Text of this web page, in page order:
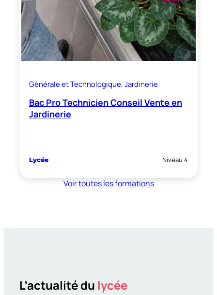
Générale et Technologique, Jardinerie
Bac Pro Technicien Conseil Vente en
Jardinerie
Lycée Niveau 4
Voir toutes les formations
L’actualité du lycée